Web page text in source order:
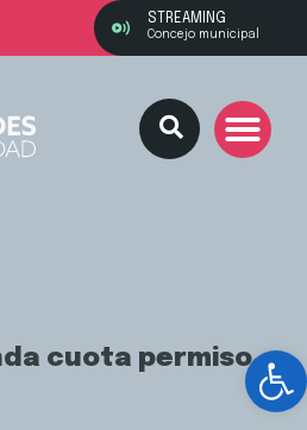
STREAMING
Concejo municipal
cuota permiso